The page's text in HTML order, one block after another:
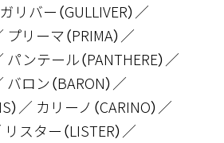
ガリバー（GULLIVER）
プリーマ（PRIMA）
パンテール（PANTHERE）
バロン（BARON）
カリーノ（CARINO）
リスター（LISTER）